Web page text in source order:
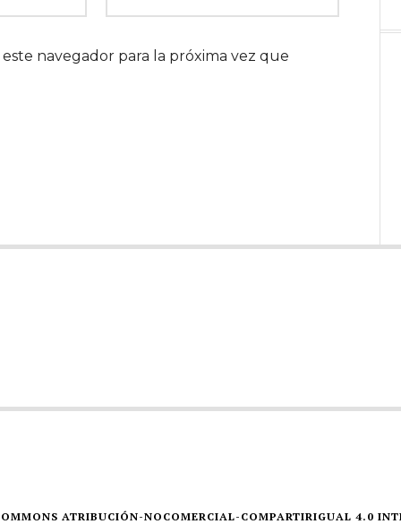
navegador para la próxima vez que
ATRIBUCIÓN-NOCOMERCIAL-COMPARTIRIGUAL 4.0